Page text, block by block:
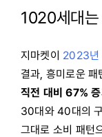
1020세대
지마켓이 2023년
결과, 흥미로운
직전 대비 67%
30대와 40대의
그대로 소비 패턴